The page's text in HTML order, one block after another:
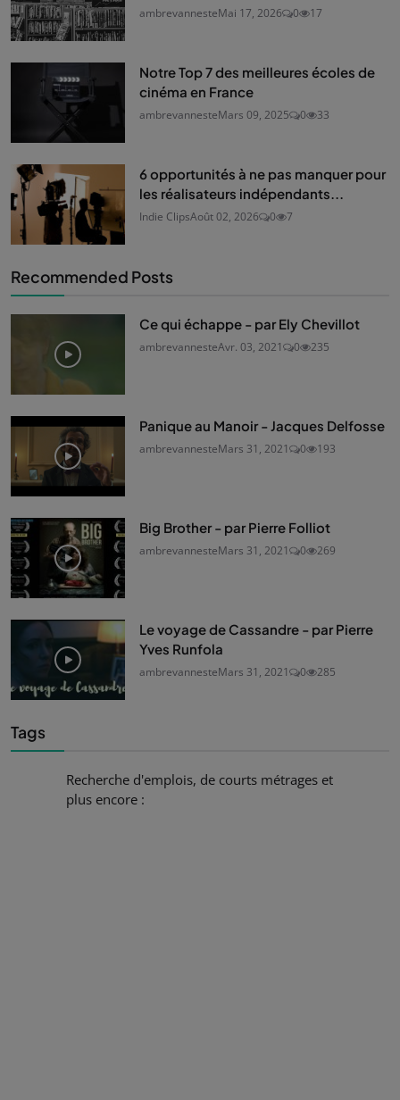
ambrevannesteMai 17, 2026 0 17
Notre Top 7 des meilleures écoles de
cinéma en France
ambrevannesteMars 09, 2025 0 33
6 opportunités à ne pas manquer pour
les réalisateurs indépendants...
Indie ClipsAoût 02, 2026 0 7
Recommended Posts
Ce qui échappe - par Ely Chevillot
ambrevannesteAvr. 03, 2021 0 235
Panique au Manoir - Jacques Delfosse
ambrevannesteMars 31, 2021 0 193
Big Brother - par Pierre Folliot
ambrevannesteMars 31, 2021 0 269
Le voyage de Cassandre - par Pierre
Yves Runfola
ambrevannesteMars 31, 2021 0 285
Tags
Recherche d'emplois, de courts métrages et
plus encore :